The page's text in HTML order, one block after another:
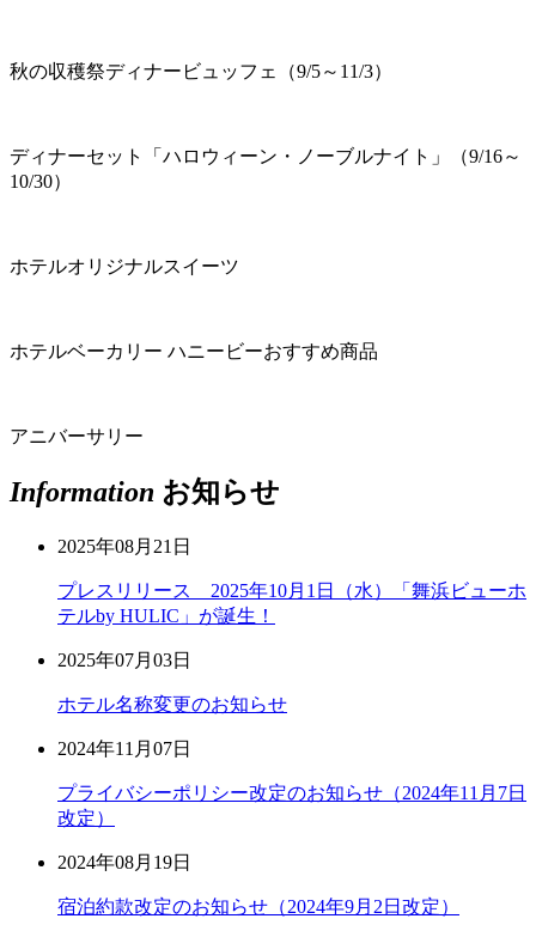
秋の収穫祭ディナービュッフェ（9/5～11/3）
ディナーセット「ハロウィーン・ノーブルナイト」（9/16～
10/30）
ホテルオリジナルスイーツ
ホテルベーカリー ハニービーおすすめ商品
アニバーサリー
Information お知らせ
2025年08月21日
プレスリリース 2025年10月1日（水）「舞浜ビューホ
テルby HULIC」が誕生！
2025年07月03日
ホテル名称変更のお知らせ
2024年11月07日
プライバシーポリシー改定のお知らせ（2024年11月7日
改定）
2024年08月19日
宿泊約款改定のお知らせ（2024年9月2日改定）